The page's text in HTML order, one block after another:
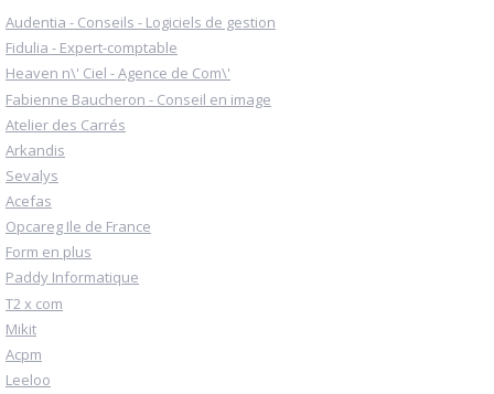
Audentia - Conseils - Logiciels de gestion
Fidulia - Expert-comptable
Heaven n\' Ciel - Agence de Com\'
Fabienne Baucheron - Conseil en image
Atelier des Carrés
Arkandis
Sevalys
Acefas
Opcareg Ile de France
Form en plus
Paddy Informatique
T2 x com
Mikit
Acpm
Leeloo